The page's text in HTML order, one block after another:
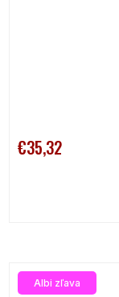
€35,32
Albi zľava